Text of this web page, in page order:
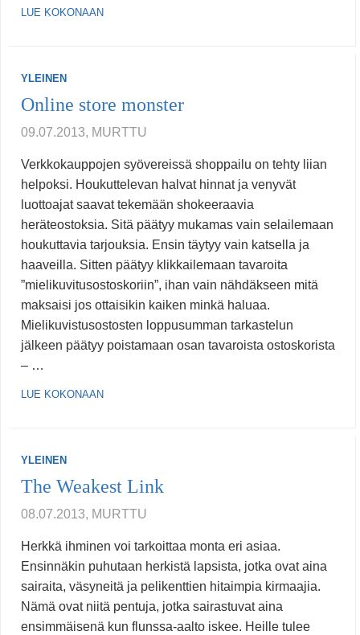
LUE KOKONAAN
YLEINEN
Online store monster
09.07.2013, MURTTU
Verkkokauppojen syövereissä shoppailu on tehty liian
helpoksi. Houkuttelevan halvat hinnat ja venyvät
luottoajat saavat tekemään shokeeraavia
heräteostoksia. Sitä päätyy mukamas vain selailemaan
houkuttavia tarjouksia. Ensin täytyy vain katsella ja
haaveilla. Sitten päätyy klikkailemaan tavaroita
”mielikuvitusostoskoriin”, ihan vain nähdäkseen mitä
maksaisi jos ottaisikin kaiken minkä haluaa.
Mielikuvistusostosten loppusumman tarkastelun
jälkeen päätyy poistamaan osan tavaroista ostoskorista
– …
LUE KOKONAAN
YLEINEN
The Weakest Link
08.07.2013, MURTTU
Herkkä ihminen voi tarkoittaa monta eri asiaa.
Ensinnäkin puhutaan herkistä lapsista, jotka ovat aina
sairaita, väsyneitä ja pelikenttien hitaimpia kirmaajia.
Nämä ovat niitä pentuja, jotka sairastuvat aina
ensimmäisenä kun flunssa-aalto iskee. Heille tulee